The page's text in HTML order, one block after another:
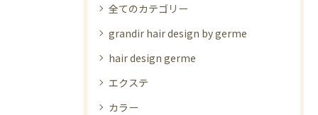
全てのカテゴリー
grandir hair design by germe
hair design germe
エクステ
カラー